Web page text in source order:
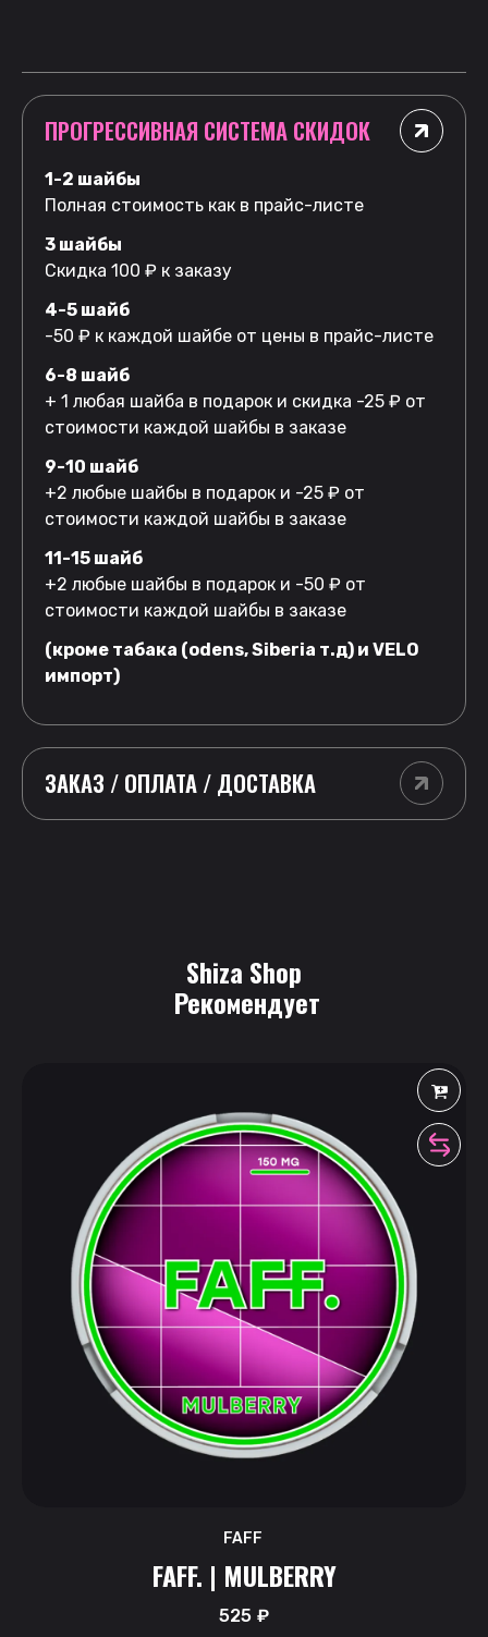
ПРОГРЕССИВНАЯ СИСТЕМА СКИДОК
1-2 шайбы
Полная стоимость как в прайс-листе
3 шайбы
Скидка 100 ₽ к заказу
4-5 шайб
-50 ₽ к каждой шайбе от цены в прайс-листе
6-8 шайб
+ 1 любая шайба в подарок и скидка -25 ₽ от
стоимости каждой шайбы в заказе
9-10 шайб
+2 любые шайбы в подарок и -25 ₽ от
стоимости каждой шайбы в заказе
11-15 шайб
+2 любые шайбы в подарок и -50 ₽ от
стоимости каждой шайбы в заказе
(кроме табака (odens, Siberia т.д) и VELO
импорт)
ЗАКАЗ / ОПЛАТА / ДОСТАВКА
Shiza Shop
Рекомендует
FAFF
FAFF. | MULBERRY
525₽